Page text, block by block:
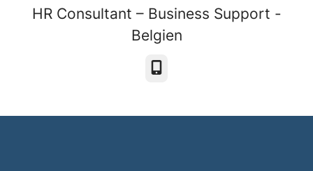
HR Consultant – Business Support -
Belgien
Telefon